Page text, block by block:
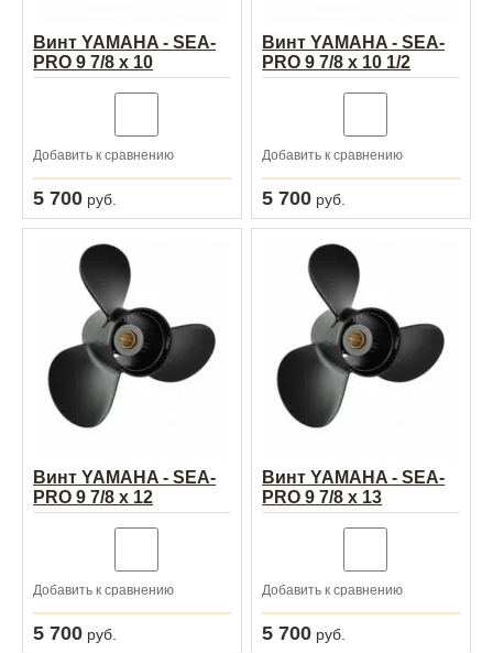
Винт YAMAHA - SEA-
PRO 9 7/8 х 10
Добавить к сравнению
5 700 руб.
Винт YAMAHA - SEA-
PRO 9 7/8 х 10 1/2
Добавить к сравнению
5 700 руб.
Винт YAMAHA - SEA-
PRO 9 7/8 х 12
Добавить к сравнению
5 700 руб.
Винт YAMAHA - SEA-
PRO 9 7/8 х 13
Добавить к сравнению
5 700 руб.